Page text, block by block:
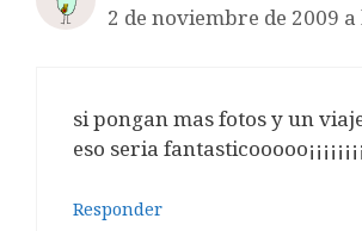
2 de noviembre de 2009
si pongan mas fotos y un
eso seria
Responder